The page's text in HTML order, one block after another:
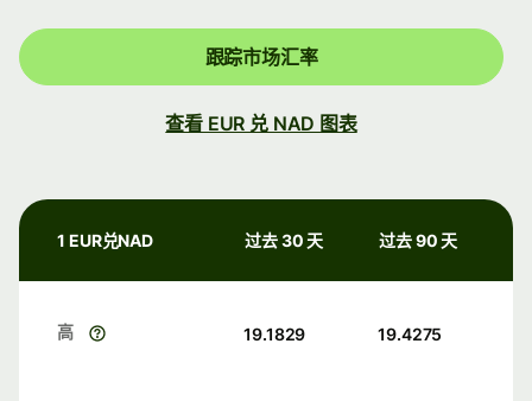
跟踪市场汇率
查看 EUR 兑 NAD 图表
1 EUR兑NAD 过去 30 天 过去 90 天
高 19.1829 19.4275